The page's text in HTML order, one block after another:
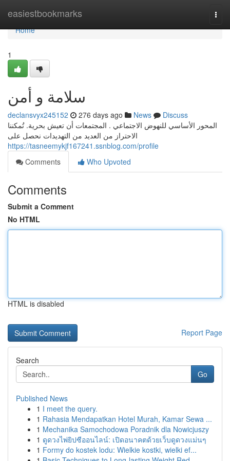
easiestbookmarks
Home
Home
1
سلامة و أمن
declansvyx245152 276 days ago News
Discuss
المحور الأساسي للنهوض الاجتماعي . المجتمعات أن تعيش بحرية. تُمكننا
الاحتراز من العديد من التهديدات نحصل على
https://tasneemykjf167241.ssnblog.com/profile
Comments
Who Upvoted
Comments
Submit a Comment
No HTML
HTML is disabled
Report Page
Search
Go
Published News
1 I meet the query.
1 Rahasia Mendapatkan Hotel Murah, Kamar Sewa ...
1 Mechanika Samochodowa Poradnik dla Nowicjuszy
1 ดูดวงไพ่ยิปซีออนไลน์: เปิดอนาคตด้วยเว็บดูดวงแม่นๆ
1 Formy do kostek lodu: Wielkie kostki, wielki ef...